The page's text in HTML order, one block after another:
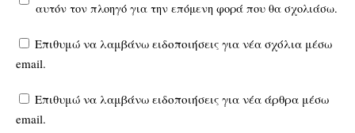
αυτόν τον πλοηγό για την επόμενη φορά που θα σχολιάσω.
Επιθυμώ να λαμβάνω ειδοποιήσεις για νέα σχόλια μέσω
email.
Επιθυμώ να λαμβάνω ειδοποιήσεις για νέα άρθρα μέσω
email.